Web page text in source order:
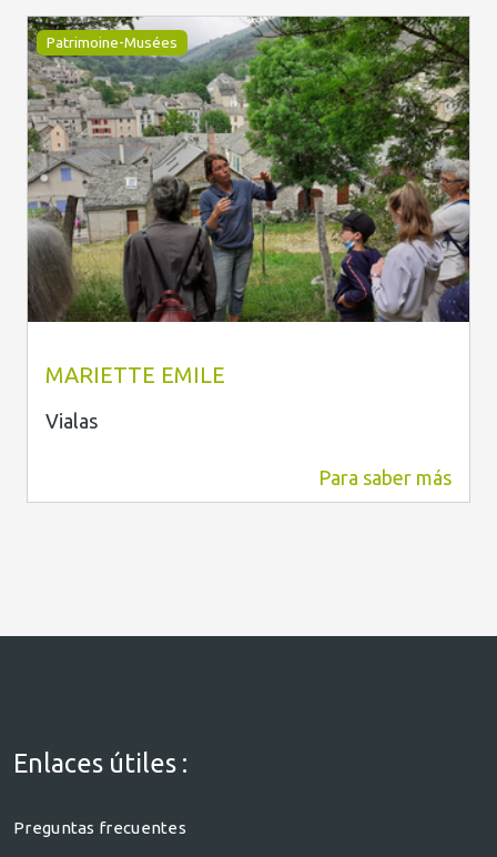
Patrimoine-Musées
MARIETTE EMILE
Vialas
Para saber más
Enlaces útiles :
Preguntas frecuentes